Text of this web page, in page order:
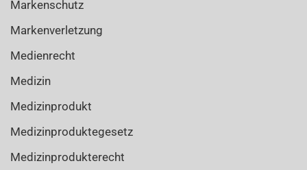
Markenschutz
Markenverletzung
Medienrecht
Medizin
Medizinprodukt
Medizinproduktegesetz
Medizinprodukterecht